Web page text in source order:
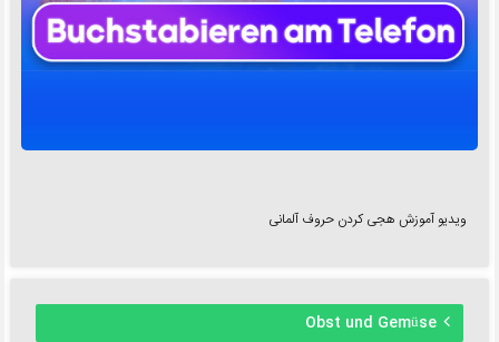
ویدیو آموزش هجی کردن حروف آلمانی
Obst und Gemüse